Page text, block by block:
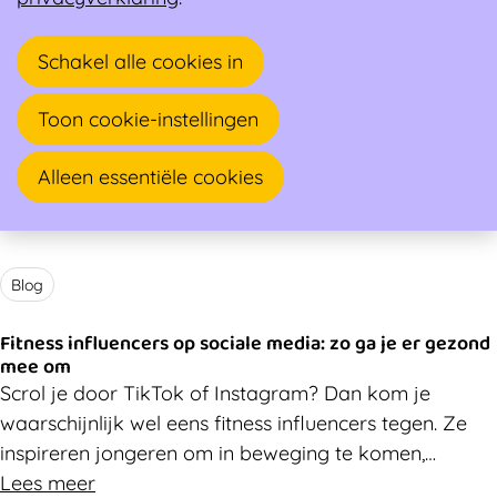
Blog
Fitness influencers op sociale media: zo ga je er gezond
mee om
Scrol je door TikTok of Instagram? Dan kom je
waarschijnlijk wel eens fitness influencers tegen. Ze
inspireren jongeren om in beweging te komen,
oefeningen uit te proberen en meer bezig te zijn met
Lees meer
Schakel alle cookies in
Toon cookie-instellingen
Alleen essentiële cookies